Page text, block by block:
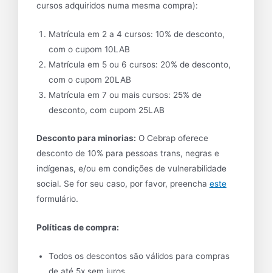
cursos adquiridos numa mesma compra):
Matrícula em 2 a 4 cursos: 10% de desconto,
com o cupom 10LAB
Matrícula em 5 ou 6 cursos: 20% de desconto,
com o cupom 20LAB
Matrícula em 7 ou mais cursos: 25% de
desconto, com cupom 25LAB
Desconto para minorias: O Cebrap oferece
desconto de 10% para pessoas trans, negras e
indígenas, e/ou em condições de vulnerabilidade
social. Se for seu caso, por favor, preencha este
formulário.
Políticas de compra:
Todos os descontos são válidos para compras
de até 5x sem juros.